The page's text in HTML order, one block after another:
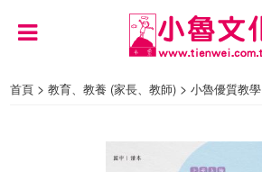
首頁 >教育、教養 (家長、教師) >小魯優質教學